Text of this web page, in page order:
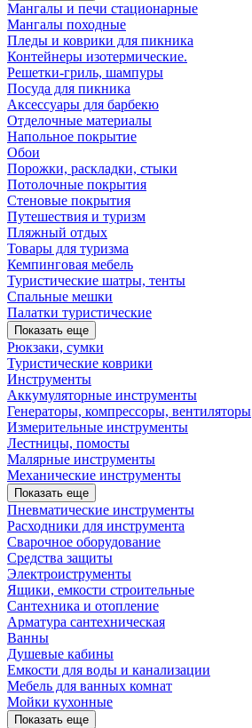
Мангалы и печи стационарные
Мангалы походные
Пледы и коврики для пикника
Контейнеры изотермические.
Решетки-гриль, шампуры
Посуда для пикника
Аксессуары для барбекю
Отделочные материалы
Напольное покрытие
Обои
Порожки, раскладки, стыки
Потолочные покрытия
Стеновые покрытия
Путешествия и туризм
Пляжный отдых
Товары для туризма
Кемпинговая мебель
Туристические шатры, тенты
Спальные мешки
Палатки туристические
Показать еще
Рюкзаки, сумки
Туристические коврики
Инструменты
Аккумуляторные инструменты
Генераторы, компрессоры, вентиляторы
Измерительные инструменты
Лестницы, помосты
Малярные инструменты
Механические инструменты
Показать еще
Пневматические инструменты
Расходники для инструмента
Сварочное оборудование
Средства защиты
Электроиструменты
Ящики, емкости строительные
Сантехника и отопление
Арматура сантехническая
Ванны
Душевые кабины
Емкости для воды и канализации
Мебель для ванных комнат
Мойки кухонные
Показать еще